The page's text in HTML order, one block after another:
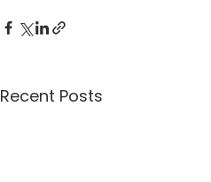
Recent Posts